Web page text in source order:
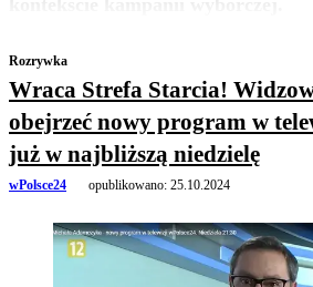
Rozrywka
Wraca Strefa Starcia!
obejrzeć nowy program w
już w najbliższą niedzielę
wPolsce24 opublikowano: 25.10.2024